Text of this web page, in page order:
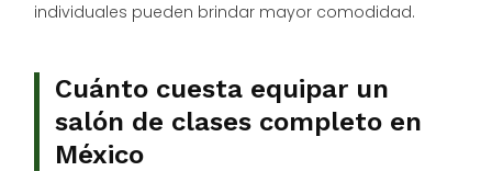
individuales pueden brindar mayor comodidad.
Cuánto cuesta equipar un
salón de clases completo en
México